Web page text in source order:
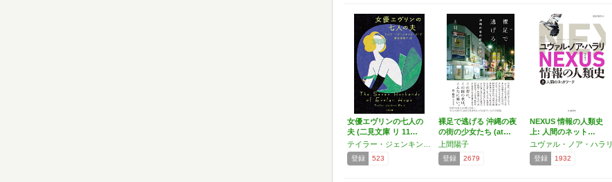
女優エヴリンの七人の
夫 (二見文庫 リ 11…
登録 523
裸足で逃げる 沖縄の夜
の街の少女たち (at…
上間陽子
登録 2679
NEXUS 情報の人類史
上: 人間のネット…
ユヴァル・ノア・ハラリ
登録 1932